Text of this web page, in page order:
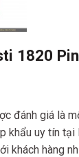
1820
đánh giá là
khẩu uy tín tại
khách hàng